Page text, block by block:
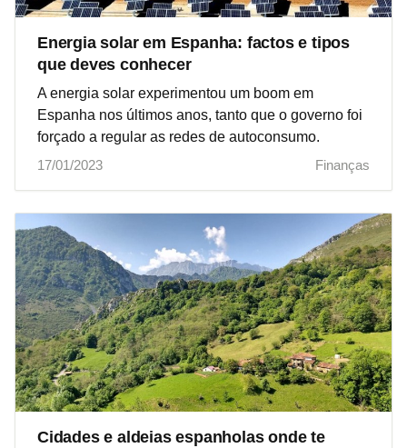
Energia solar em Espanha: factos e tipos
que deves conhecer
A energia solar experimentou um boom em
Espanha nos últimos anos, tanto que o governo foi
forçado a regular as redes de autoconsumo.
17/01/2023
Finanças
Cidades e aldeias espanholas onde te